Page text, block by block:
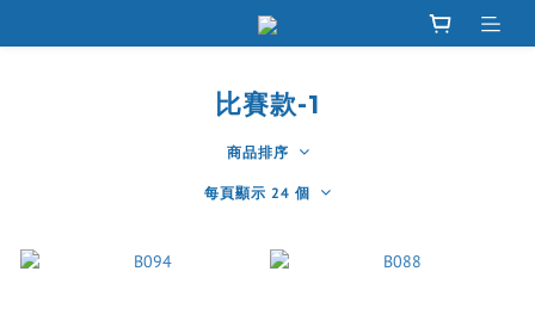
比賽款-1
商品排序
每頁顯示 24 個